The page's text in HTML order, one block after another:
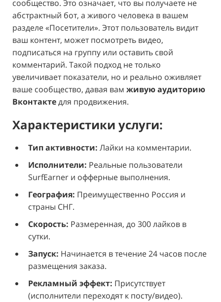
сообщество. Это означает, что вы получаете не
абстрактный бот, а живого человека в вашем
разделе «Посетители». Этот пользователь видит
ваш контент, может посмотреть видео,
подписаться на группу или оставить свой
комментарий. Такой подход не только
увеличивает показатели, но и реально оживляет
ваше сообщество, давая вам живую аудиторию
Вконтактедля продвижения.
Характеристики услуги:
Тип активности: Лайки на комментарии.
Исполнители: Реальные пользователи
SurfEarner и офферные выполнения.
География: Преимущественно Россия и
страны СНГ.
Скорость: Размеренная, до 300 лайков в
сутки.
Запуск: Начинается в течение 24 часов после
размещения заказа.
Рекламный эффект: Присутствует
(исполнители переходят к посту/видео).